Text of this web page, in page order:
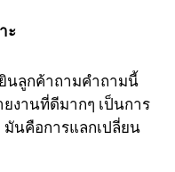
ะ
นลูกค้าถามคำถามนี้
งานที่ดีมากๆ เป็นการ
มันคือการแลกเปลี่ยน